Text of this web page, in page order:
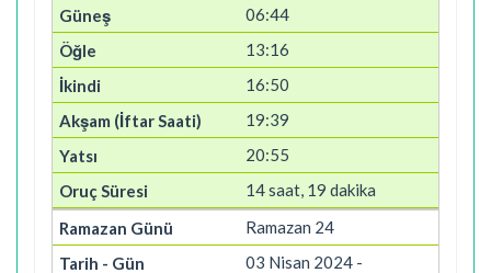
06:44
13:16
16:50
19:39
20:55
14 saat, 19 dakika
Ramazan 24
03 Nisan 2024 -